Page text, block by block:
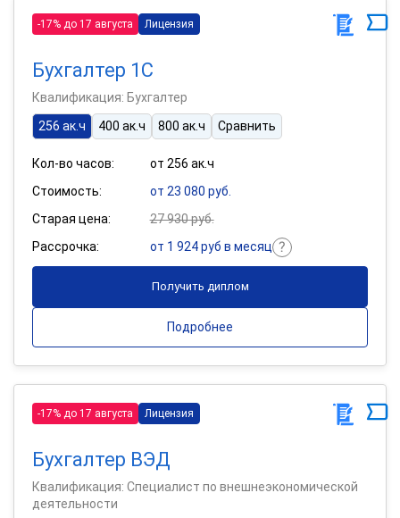
-17% до 17 августа Лицензия
Бухгалтер 1С
Квалификация: Бухгалтер
256 ак.ч
400 ак.ч 800 ак.ч Сравнить
Кол-во часов:
от 256 ак.ч
Стоимость:
от 23 080 руб.
Старая цена:
27 930 руб.
Рассрочка:
от 1 924 руб в месяц
Получить диплом
Подробнее
-17% до 17 августа Лицензия
Бухгалтер ВЭД
Квалификация: Специалист по внешнеэкономической
деятельности